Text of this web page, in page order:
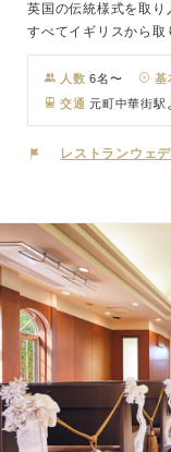
英国の伝統様式を取り
すべてイギリスから
場は、大切な方たち
人数 6名〜 基
交通 元町中華街駅
レストランウェ